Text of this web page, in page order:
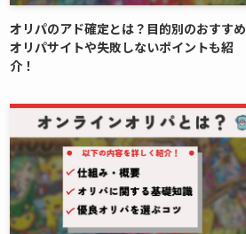
オリパのアド確定とは？目的別のおすすめ
オリパサイトや失敗しないポイントも紹
介！